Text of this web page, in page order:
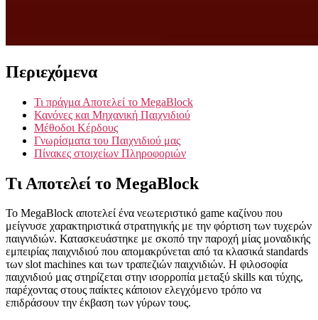
Περιεχόμενα
Τι πράγμα Αποτελεί το MegaBlock
Κανόνες και Μηχανική Παιχνιδιού
Μέθοδοι Κέρδους
Γνωρίσματα του Παιχνιδιού μας
Πίνακες στοιχείων Πληροφοριών
Τι Αποτελεί το MegaBlock
Το MegaBlock αποτελεί ένα νεωτεριστικό game καζίνου που
μείγνυσε χαρακτηριστικά στρατηγικής με την φόρτιση των τυχερών
παιγνιδιών. Κατασκευάστηκε με σκοπό την παροχή μίας μοναδικής
εμπειρίας παιχνιδιού που απομακρύνεται από τα κλασικά standards
των slot machines και των τραπεζιών παιχνιδιών. Η φιλοσοφία
παιχνιδιού μας στηρίζεται στην ισορροπία μεταξύ skills και τύχης,
παρέχοντας στους παίκτες κάποιον ελεγχόμενο τρόπο να
επιδράσουν την έκβαση των γύρων τους.